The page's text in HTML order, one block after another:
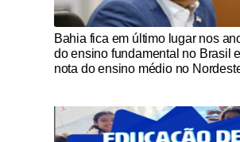
Notícias Católicas
Bahia fica em último lugar nos
do ensino fundamental no Brasil
nota do ensino médio no